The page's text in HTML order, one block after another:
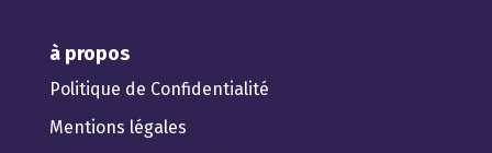
à propos
Politique de Confidentialité
Mentions légales